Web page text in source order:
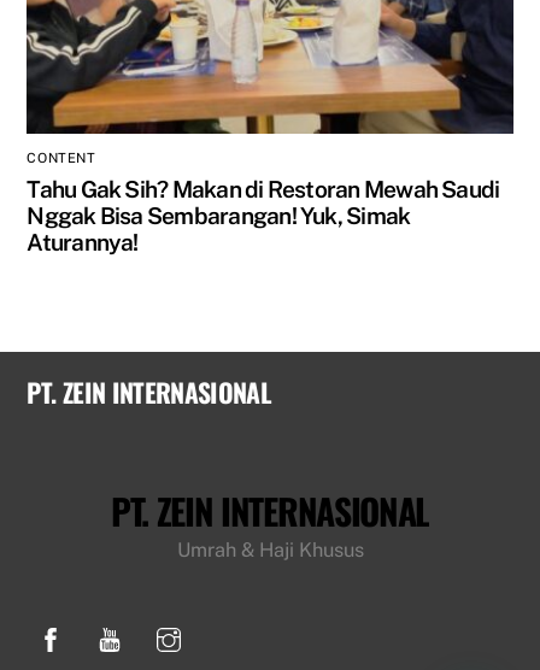
CONTENT
Tahu Gak Sih? Makan di Restoran Mewah Saudi
Nggak Bisa Sembarangan! Yuk, Simak
Aturannya!
PT. ZEIN INTERNASIONAL
PT. ZEIN INTERNASIONAL
Umrah & Haji Khusus